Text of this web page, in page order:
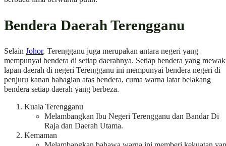
Bendera Daerah Terengganu
Selain Johor, Terengganu juga merupakan antara negeri yang
mempunyai bendera di setiap daerahnya. Setiap bendera yang
lapan daerah di negeri Terengganu ini mempunyai bendera negeri di
penjuru kanan bahagian atas bendera, cuma warna latar belakang
bendera setiap daerah yang berbeza.
Kuala Terengganu
Melambangkan Ibu Negeri Terengganu dan Bandar Di
Raja dan Daerah Utama.
Kemaman